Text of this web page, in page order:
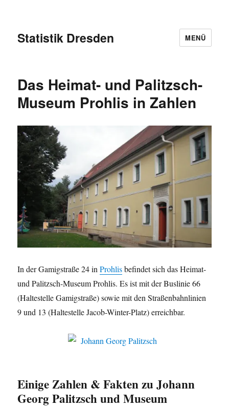
Statistik Dresden MENÜ
Das Heimat- und Palitzsch-
Museum Prohlis in Zahlen
In der Gamigstraße 24 inProhlisbefindet sich das Heimat-
und Palitzsch-Museum Prohlis. Es ist mit der Buslinie 66
(Haltestelle Gamigstraße) sowie mit den Straßenbahnlinien
9 und 13 (Haltestelle Jacob-Winter-Platz) erreichbar.
Einige Zahlen & Fakten zu Johann
Georg Palitzsch und Museum